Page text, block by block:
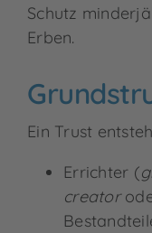
Schutz
Erben.
Ein Trust
Errichter (
creator